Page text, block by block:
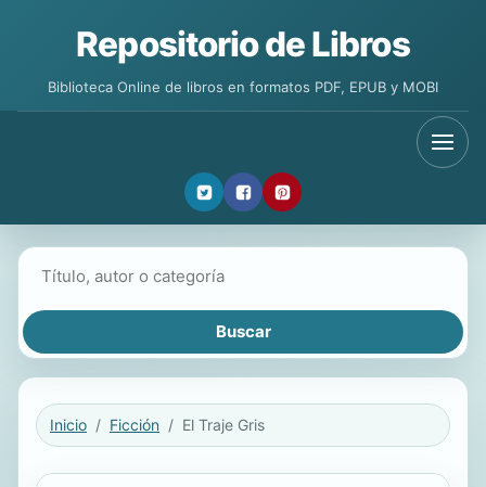
Repositorio de Libros
Biblioteca Online de libros en formatos PDF, EPUB y MOBI
Inicio Ficción El Traje Gris